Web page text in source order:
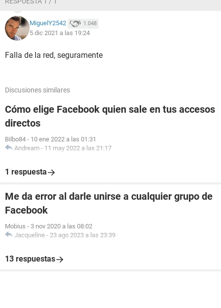
MiguelY2542 1.048
5 dic 2021 a las 19:24
Falla de la red, seguramente
Discusiones similares
Cómo elige Facebook quien sale en tus accesos
directos
Bilbo84 - 10 ene 2022 a las 01:31
Andream - 11 may 2022 a las 21:17
1 respuesta
Me da error al darle unirse a cualquier grupo de
Facebook
Mobius - 3 nov 2020 a las 08:02
Jacqueline - 23 ago 2023 a las 23:39
13 respuestas